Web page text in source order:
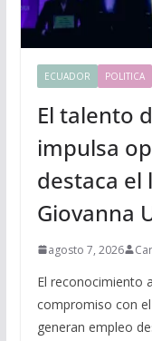
ECUADOR POLITICA
El talento
impulsa
destaca el
Giovanna
agosto 7, 2026
El reconocimiento
compromiso con
generan empleo